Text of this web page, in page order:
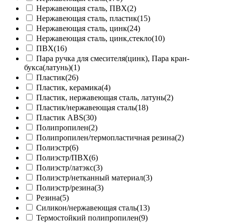
Нержавеющая сталь, ПВХ(2)
Нержавеющая сталь, пластик(15)
Нержавеющая сталь, цинк(24)
Нержавеющая сталь, цинк,стекло(10)
ПВХ(16)
Пара ручка для смесителя(цинк), Пара кран-
букса(латунь)(1)
Пластик(26)
Пластик, керамика(4)
Пластик, нержавеющая сталь, латунь(2)
Пластик/нержавеющая сталь(18)
Пластик ABS(30)
Полипропилен(2)
Полипропилен/термопластичная резина(2)
Полиэстр(6)
Полиэстр/ПВХ(6)
Полиэстр/латэкс(3)
Полиэстр/нетканный материал(3)
Полиэстр/резина(3)
Резина(5)
Силикон/нержавеющая сталь(13)
Термостойкий полипропилен(9)